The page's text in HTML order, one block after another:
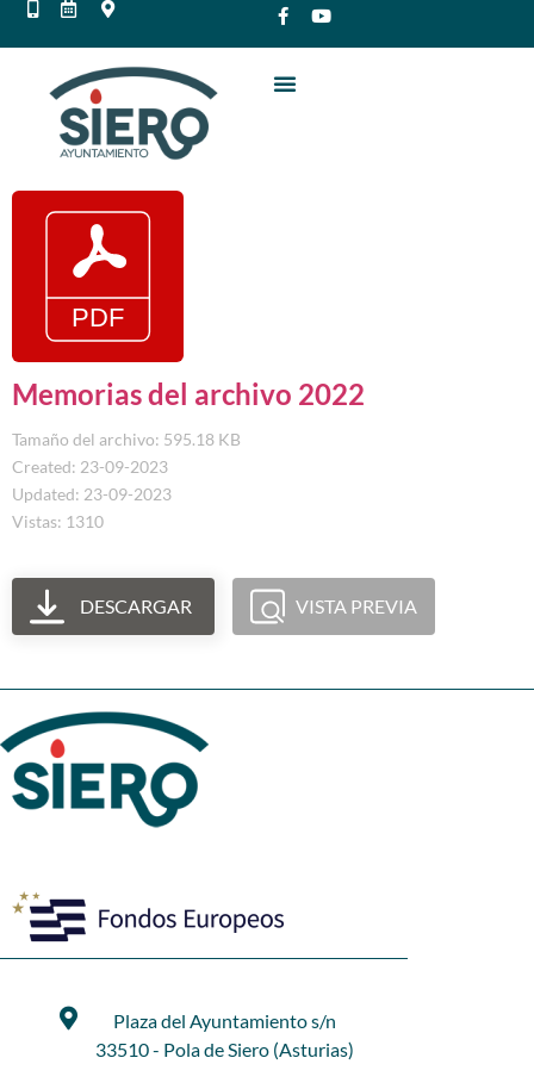
Memorias del archivo 2022
Tamaño del archivo: 595.18 KB
Created: 23-09-2023
Updated: 23-09-2023
Vistas: 1310
DESCARGAR VISTA PREVIA
Plaza del Ayuntamiento s/n
33510 - Pola de Siero (Asturias)